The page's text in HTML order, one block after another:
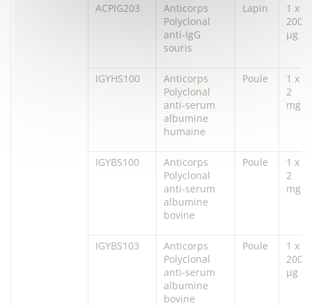
ACPIG203
Anticorps
Polyclonal
anti-IgG
souris
Lapin
1 x
200
µg
IGYHS100
Anticorps
Polyclonal
anti-serum
albumine
humaine
Poule
1 x
2
mg
IGYBS100
Anticorps
Polyclonal
anti-serum
albumine
bovine
Poule
1 x
2
mg
IGYBS103
Anticorps
Polyclonal
anti-serum
albumine
bovine
Poule
1 x
200
µg